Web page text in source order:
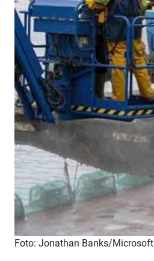
Foto: Jonathan Banks/Microsoft